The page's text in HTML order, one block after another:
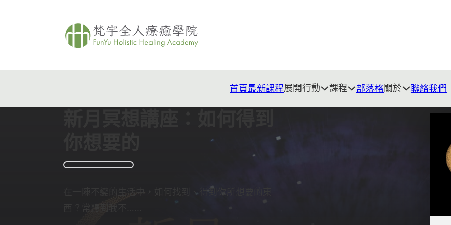
首頁最新課程展開行動 課程 部落格關於 聯絡我們
在一陳不變的生活中，如何找到、得到你所想要的東